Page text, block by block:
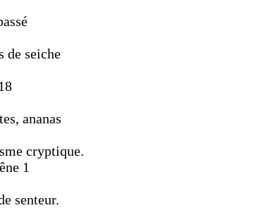
de seiche
ananas
cryptique.
1
senteur.